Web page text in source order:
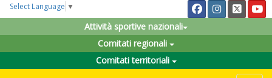
Select Language ▼
Attività sportive nazionali
Comitati regionali
Comitati territoriali